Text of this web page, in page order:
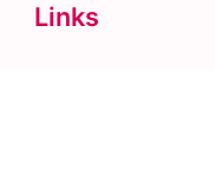
Links